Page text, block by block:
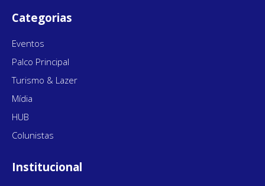
Categorias
Eventos
Palco Principal
Turismo & Lazer
Mídia
HUB
Colunistas
Institucional